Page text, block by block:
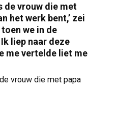
de vrouw die met
het werk bent,’ zei
we in de
liep naar deze
me vertelde liet me
vrouw die met papa